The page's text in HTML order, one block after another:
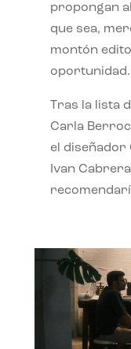
propongan
que sea,
montón
oportunidad.
Tras la lista
Carla
el diseñador
Ivan